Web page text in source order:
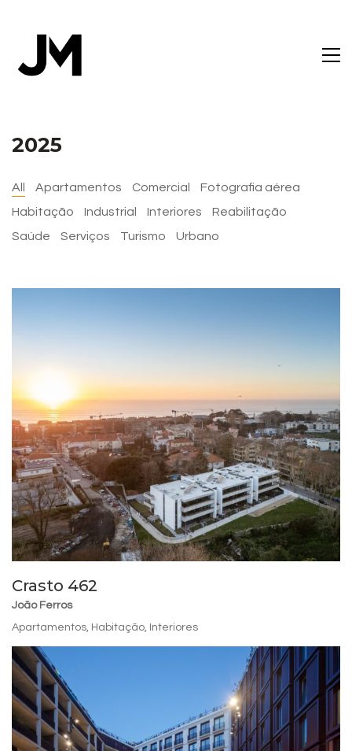
2025
All Apartamentos Comercial
Fotografia aérea
Habitação
Industrial Interiores
Reabilitação
Saúde
Serviços Turismo Urbano
Crasto 462
João Ferros
Apartamentos Habitação Interiores